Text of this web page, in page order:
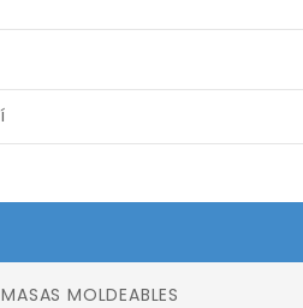
MASAS MOLDEABLES